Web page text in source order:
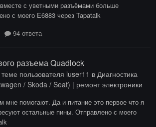
с уветными разъёмами больше
с моего E6883 через Tapatalk
94 ответа
разъема Quadlock
пользователя luser11 в Диагностика
/ Skoda / Seat) | ремонт электроники
мне помогают. Да и питание это первое что я
остальные пины. Отправлено с моего